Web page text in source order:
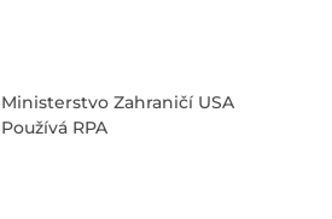
Ministerstvo Zahraničí USA
Používá RPA